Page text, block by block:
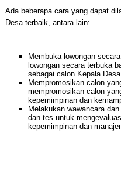
Ada beberapa cara yang dapat
Desa terbaik, antara lain:
Membuka lowongan
lowongan secara terbuka
sebagai calon Kepala
Mempromosikan calon
mempromosikan calon
kepemimpinan dan
Melakukan wawancara
dan tes untuk
kepemimpinan dan